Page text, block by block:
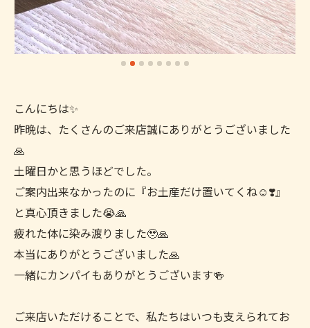
こんにちは✨
昨晩は、たくさんのご来店誠にありがとうございました
🙏
土曜日かと思うほどでした。
ご案内出来なかったのに『お土産だけ置いてくね☺️❣️』
と真心頂きました😭🙏
疲れた体に染み渡りました🥹🙏
本当にありがとうございました🙏
一緒にカンパイもありがとうございます🍻
ご来店いただけることで、私たちはいつも支えられてお